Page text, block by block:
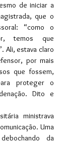
de iniciar a
que o
“como o
temos que
Ali, estava claro
por mais
que fossem,
proteger o
Dito e
ministrava
Uma
da